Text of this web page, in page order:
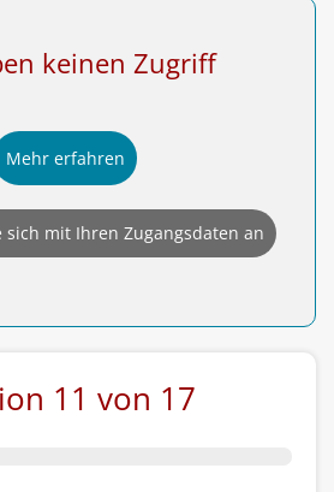
keinen Zugriff
Mehr erfahren
sich mit Ihren Zugangsdaten an
11 von 17